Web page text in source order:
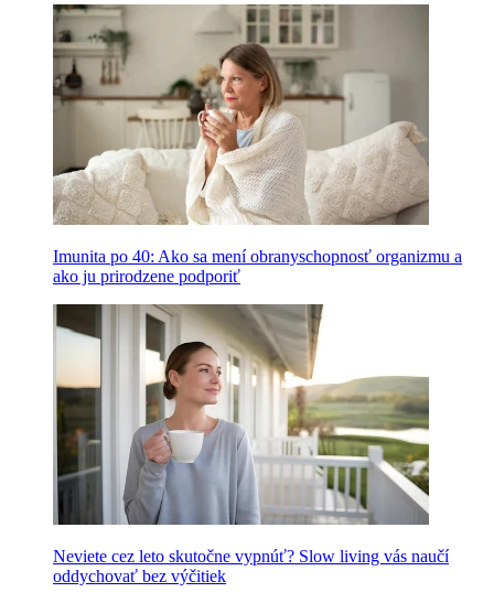
Imunita po 40: Ako sa mení obranyschopnosť organizmu a
ako ju prirodzene podporiť
Neviete cez leto skutočne vypnúť? Slow living vás naučí
oddychovať bez výčitiek